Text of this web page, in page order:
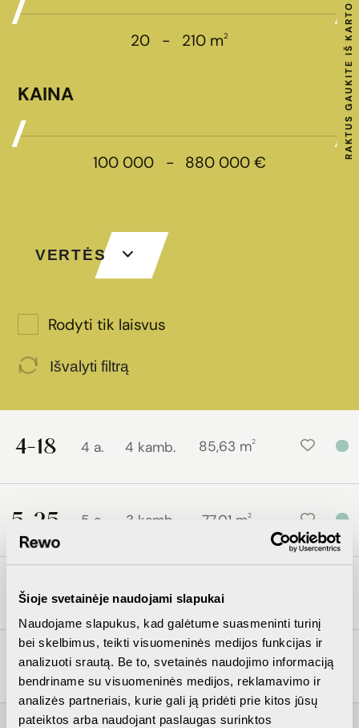
Šioje svetainėje naudojami slapukai
Naudojame slapukus, kad galėtume suasmeninti turinį
bei skelbimus, teikti visuomeninės medijos funkcijas ir
analizuoti srautą. Be to, svetainės naudojimo informaciją
bendriname su visuomeninės medijos, reklamavimo ir
analizės partneriais, kurie gali ją pridėti prie kitos jūsų
pateiktos arba naudojant paslaugas surinktos
20 - 210m2
KAINA
100 000 - 880 000 €
VERTĖS
Rodyti tik laisvus
Išvalyti filtrą
4-18 4 a. 4 kamb. 85,63 m2
5-25 5 a. 3 kamb. 77,01 m2
5-23 5 a. 4 kamb. 76,23 m
5-24 5 a. 4 kamb. 87,60 m2
RAKTUS GAUKITE IŠ KARTO